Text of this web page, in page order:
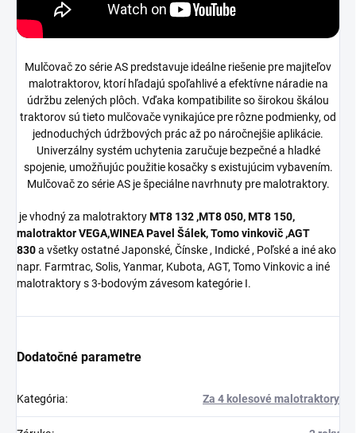
Mulčovač zo série AS predstavuje ideálne riešenie pre majiteľov
malotraktorov, ktorí hľadajú spoľahlivé a efektívne náradie na
údržbu zelených plôch. Vďaka kompatibilite so širokou škálou
traktorov sú tieto mulčovače vynikajúce pre rôzne podmienky, od
jednoduchých údržbových prác až po náročnejšie aplikácie.
Univerzálny systém uchytenia zaručuje bezpečné a hladké
spojenie, umožňujúc použitie kosačky s existujúcim vybavením.
Mulčovač zo série AS je špeciálne navrhnuty pre malotraktory.
je vhodný za malotraktoryMT8 132 ,MT8 050, MT8 150,
malotraktor VEGA,WINEA Pavel Šálek, Tomo vinkovič ,AGT
830a všetky ostatné Japonské, Čínske , Indické , Poľské a iné ako
napr. Farmtrac, Solis, Yanmar, Kubota, AGT, Tomo Vinkovic a iné
malotraktory s 3-bodovým závesom kategórie I.
Dodatočné parametre
Kategória: Za 4 kolesové malotraktory